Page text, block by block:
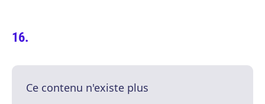
Ce contenu n'existe plus